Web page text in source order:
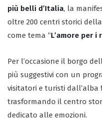
più belli d’Italia, la
oltre 200 centri storici
come tema “L’amore per i
Per l’occasione il borgo
più suggestivi con un
visitatori e turisti dall’alba
trasformando il centro
dedicato alle emozioni.